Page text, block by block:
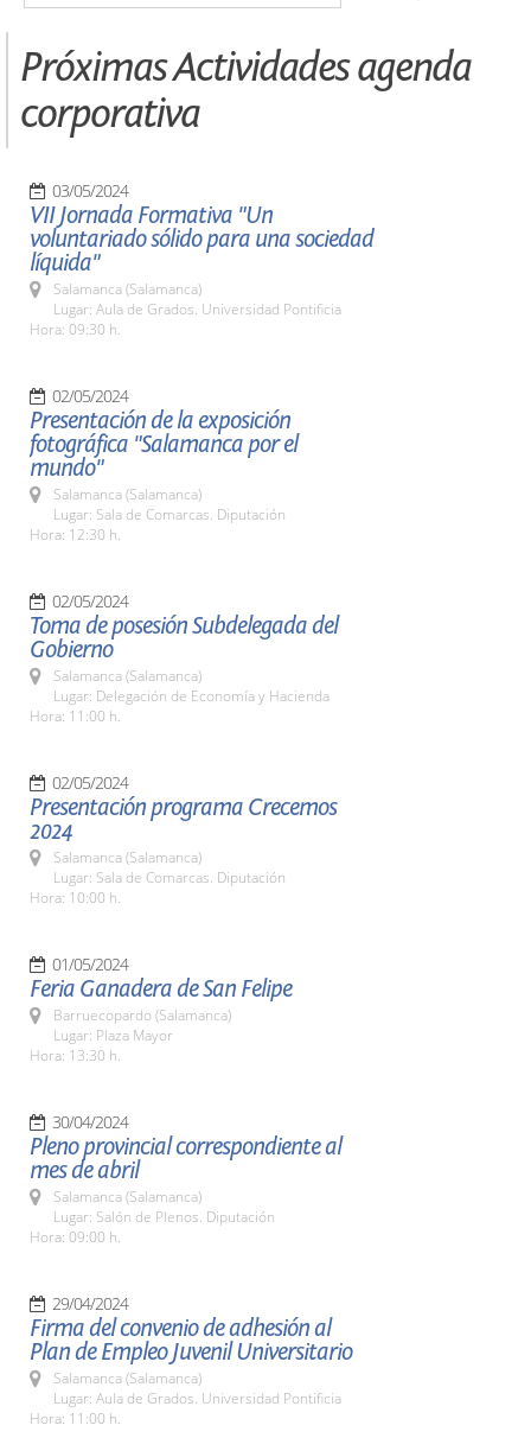
Próximas Actividades agenda
corporativa
03/05/2024
VII Jornada Formativa "Un
voluntariado sólido para una sociedad
líquida"
Salamanca (Salamanca)
Lugar: Aula de Grados. Universidad Pontificia
Hora: 09:30 h.
02/05/2024
Presentación de la exposición
fotográfica "Salamanca por el
mundo"
Salamanca (Salamanca)
Lugar: Sala de Comarcas. Diputación
Hora: 12:30 h.
02/05/2024
Toma de posesión Subdelegada del
Gobierno
Salamanca (Salamanca)
Lugar: Delegación de Economía y Hacienda
Hora: 11:00 h.
02/05/2024
Presentación programa Crecemos
2024
Salamanca (Salamanca)
Lugar: Sala de Comarcas. Diputación
Hora: 10:00 h.
01/05/2024
Feria Ganadera de San Felipe
Barruecopardo (Salamanca)
Lugar: Plaza Mayor
Hora: 13:30 h.
30/04/2024
Pleno provincial correspondiente al
mes de abril
Salamanca (Salamanca)
Lugar: Salón de Plenos. Diputación
Hora: 09:00 h.
29/04/2024
Firma del convenio de adhesión al
Plan de Empleo Juvenil Universitario
Salamanca (Salamanca)
Lugar: Aula de Grados. Universidad Pontificia
Hora: 11:00 h.